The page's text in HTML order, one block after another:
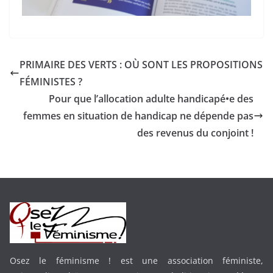
PRIMAIRE DES VERTS : OÙ SONT LES PROPOSITIONS
FÉMINISTES ?
Pour que l’allocation adulte handicapé•e des
femmes en situation de handicap ne dépende pas
des revenus du conjoint !
Osez le féminisme ! est une association féministe,